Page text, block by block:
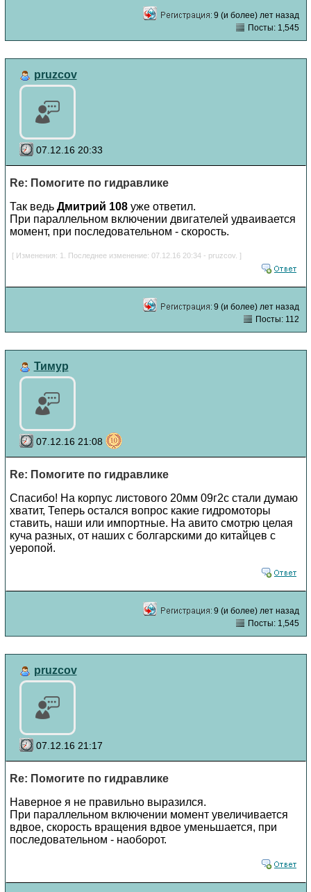
9 (и более) лет назад
Посты: 1,545
pruzcov
07.12.16 20:33
Re: Помогите по гидравлике
Так ведь Дмитрий 108уже ответил.
При параллельном включении двигателей удваивается
момент, при последовательном - скорость.
[ Изменения: 1. Последнее изменение: 07.12.16 20:34 - pruzcov. ]
9 (и более) лет назад
Посты: 112
Тимур
07.12.16 21:08
Re: Помогите по гидравлике
Спасибо! На корпус листового 20мм 09г2с стали думаю
хватит, Теперь остался вопрос какие гидромоторы
ставить, наши или импортные. На авито смотрю целая
куча разных, от наших с болгарскими до китайцев с
уеропой.
9 (и более) лет назад
Посты: 1,545
pruzcov
07.12.16 21:17
Re: Помогите по гидравлике
Наверное я не правильно выразился.
При параллельном включении момент увеличивается
вдвое, скорость вращения вдвое уменьшается, при
последовательном - наоборот.